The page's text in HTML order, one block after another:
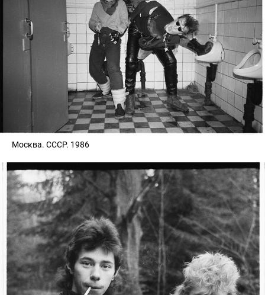
Москва. СССР. 1986